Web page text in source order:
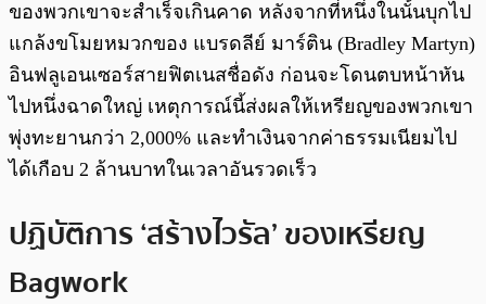
ของพวกเขาจะสำเร็จเกินคาด หลังจากที่หนึ่งในนั้นบุกไป
แกล้งขโมยหมวกของ แบรดลีย์ มาร์ติน (Bradley Martyn)
อินฟลูเอนเซอร์สายฟิตเนสชื่อดัง ก่อนจะโดนตบหน้าหัน
ไปหนึ่งฉาดใหญ่ เหตุการณ์นี้ส่งผลให้เหรียญของพวกเขา
พุ่งทะยานกว่า 2,000% และทำเงินจากค่าธรรมเนียมไป
ได้เกือบ 2 ล้านบาทในเวลาอันรวดเร็ว
ปฏิบัติการ ‘สร้างไวรัล’ ของเหรียญ
Bagwork